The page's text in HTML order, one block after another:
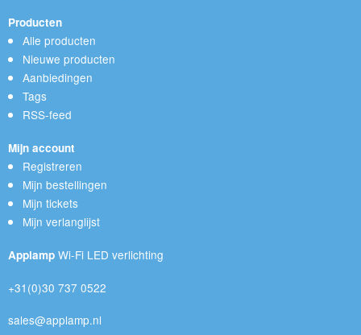
Producten
Alle producten
Nieuwe producten
Aanbiedingen
Tags
RSS-feed
Mijn account
Registreren
Mijn bestellingen
Mijn tickets
Mijn verlanglijst
Applamp Wi-Fi LED verlichting
+31(0)30 737 0522
sales@applamp.nl